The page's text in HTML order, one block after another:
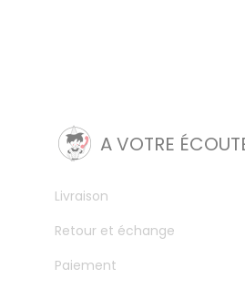
A VOTRE
Livraison
Retour et échange
Paiement